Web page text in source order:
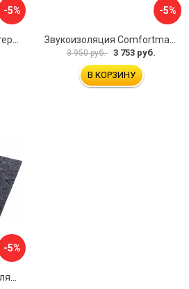
-5% -5%
3 950 руб. 3 753 руб.
В КОРЗИНУ
-5%